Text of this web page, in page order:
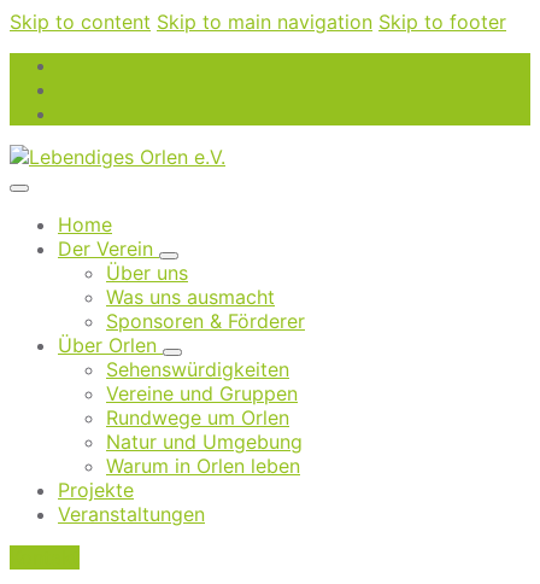
Skip to content Skip to main navigation Skip to footer
Home
Der Verein
Über uns
Was uns ausmacht
Sponsoren & Förderer
Über Orlen
Sehenswürdigkeiten
Vereine und Gruppen
Rundwege um Orlen
Natur und Umgebung
Warum in Orlen leben
Projekte
Veranstaltungen